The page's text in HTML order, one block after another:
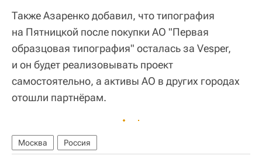
Также Азаренко добавил, что типография
на Пятницкой после покупки АО "Первая
образцовая типография" осталась за Vesper,
и он будет реализовывать проект
самостоятельно, а активы АО в других городах
отошли партнёрам.
Москва Россия